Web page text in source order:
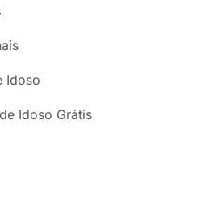
Idoso
Idoso Grátis